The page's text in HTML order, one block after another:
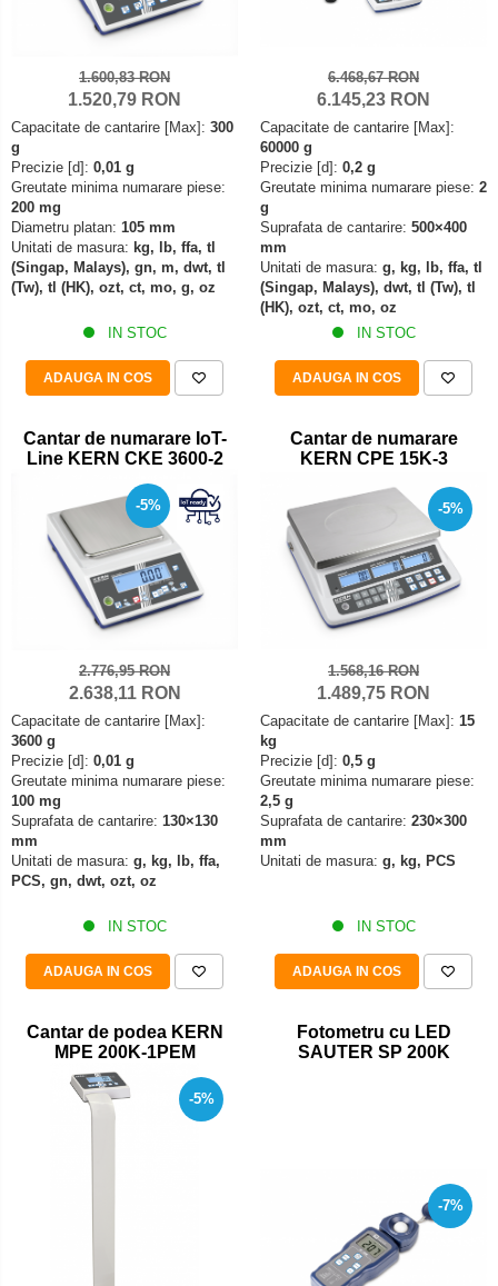
OIML M2
OIML M3
Greutati individuale
OIML E1
OIML E2
OIML M1
OIML M2
Greutati newtoniene
Bare suport (Newtoniene)
Colorimetre
Bacuri cu surub
Masurarea fortei - Digital
Masurarea mecanica a fortei
Testere pietre funerare
Masurare cuplu
Masurare cuplu pentru capace cu filet
Masurare cuplu pentru scule
Masurarea grosimii stratului
Masurarea grosimii stratului - Digital
Masurarea grosimii materialului
Metoda Echo-Echo
Metoda Pulse-Echo
Mediul si siguranta muncii
Masurarea intensitatii luminoase
Masurarea intensitatii sunetului
Termometre cu infrarosu
Standuri testare forta
Standuri testare manuala
Standuri testare motorizata
Declansator de picior
Dispozitive display
Elemente de protectie
Imprimante
Ionizatoare
Kit pentru determinarea densitatii
Masa de cantarire
Modul de interfatare
Placi etalon
Platforme de cantarire
Set calibrare temperatura
Suporti
Balustrade
Foot switches
Instrumente de masurare
Adaptoare
Cap pivotant
Convertor Analog-Digital
Cutie de jonctiune
Inele suport
Maner
Picioare ajustabile
Piese pentru compresiune
Piulite zimtate si hexagonale
Placa de montaj
Placi etalon
Senzori
Set suruburi otel
Varf de impact
1.600,83 RON
1.520,79 RON
Capacitate de cantarire [Max]: 300
g
Precizie [d]: 0,01 g
Greutate minima numarare piese:
200 mg
Diametru platan: 105 mm
Unitati de masura: kg, lb, ffa, tl
(Singap, Malays), gn, m, dwt, tl
(Tw), tl (HK), ozt, ct, mo, g, oz
IN STOC
ADAUGA IN COS
6.468,67 RON
6.145,23 RON
Capacitate de cantarire [Max]:
60000 g
Precizie [d]: 0,2 g
Greutate minima numarare piese: 2
g
Suprafata de cantarire: 500×400
mm
Unitati de masura: g, kg, lb, ffa, tl
(Singap, Malays), dwt, tl (Tw), tl
(HK), ozt, ct, mo, oz
IN STOC
ADAUGA IN COS
Cantar de numarare IoT-
Line KERN CKE 3600-2
-5%
2.776,95 RON
2.638,11 RON
Capacitate de cantarire [Max]:
3600 g
Precizie [d]: 0,01 g
Greutate minima numarare piese:
100 mg
Suprafata de cantarire: 130×130
mm
Unitati de masura: g, kg, lb, ffa,
PCS, gn, dwt, ozt, oz
IN STOC
ADAUGA IN COS
Cantar de numarare
KERN CPE 15K-3
-5%
1.568,16 RON
1.489,75 RON
Capacitate de cantarire [Max]: 15
kg
Precizie [d]: 0,5 g
Greutate minima numarare piese:
2,5 g
Suprafata de cantarire: 230×300
mm
Unitati de masura: g, kg, PCS
IN STOC
ADAUGA IN COS
Cantar de podea KERN
MPE 200K-1PEM
-5%
Fotometru cu LED
SAUTER SP 200K
-7%